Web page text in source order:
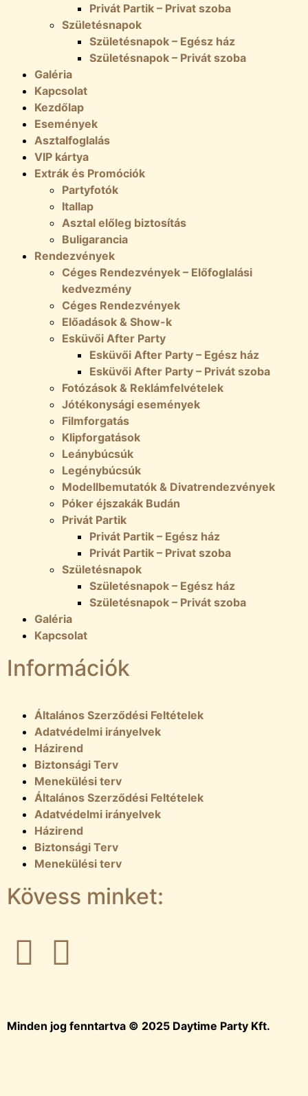
Privát Partik – Privat szoba
Születésnapok
Születésnapok – Egész ház
Születésnapok – Privát szoba
Galéria
Kapcsolat
Kezdőlap
Események
Asztalfoglalás
VIP kártya
Extrák és Promóciók
Partyfotók
Itallap
Asztal előleg biztosítás
Buligarancia
Rendezvények
Céges Rendezvények – Előfoglalási
kedvezmény
Céges Rendezvények
Előadások & Show-k
Esküvői After Party
Esküvői After Party – Egész ház
Esküvői After Party – Privát szoba
Fotózások & Reklámfelvételek
Jótékonysági események
Filmforgatás
Klipforgatások
Leánybúcsúk
Legénybúcsúk
Modellbemutatók & Divatrendezvények
Póker éjszakák Budán
Privát Partik
Privát Partik – Egész ház
Privát Partik – Privat szoba
Születésnapok
Születésnapok – Egész ház
Születésnapok – Privát szoba
Galéria
Kapcsolat
Információk
Általános Szerződési Feltételek
Adatvédelmi irányelvek
Házirend
Biztonsági Terv
Menekülési terv
Általános Szerződési Feltételek
Adatvédelmi irányelvek
Házirend
Biztonsági Terv
Menekülési terv
Kövess minket:
Minden jog fenntartva © 2025 Daytime Party Kft.